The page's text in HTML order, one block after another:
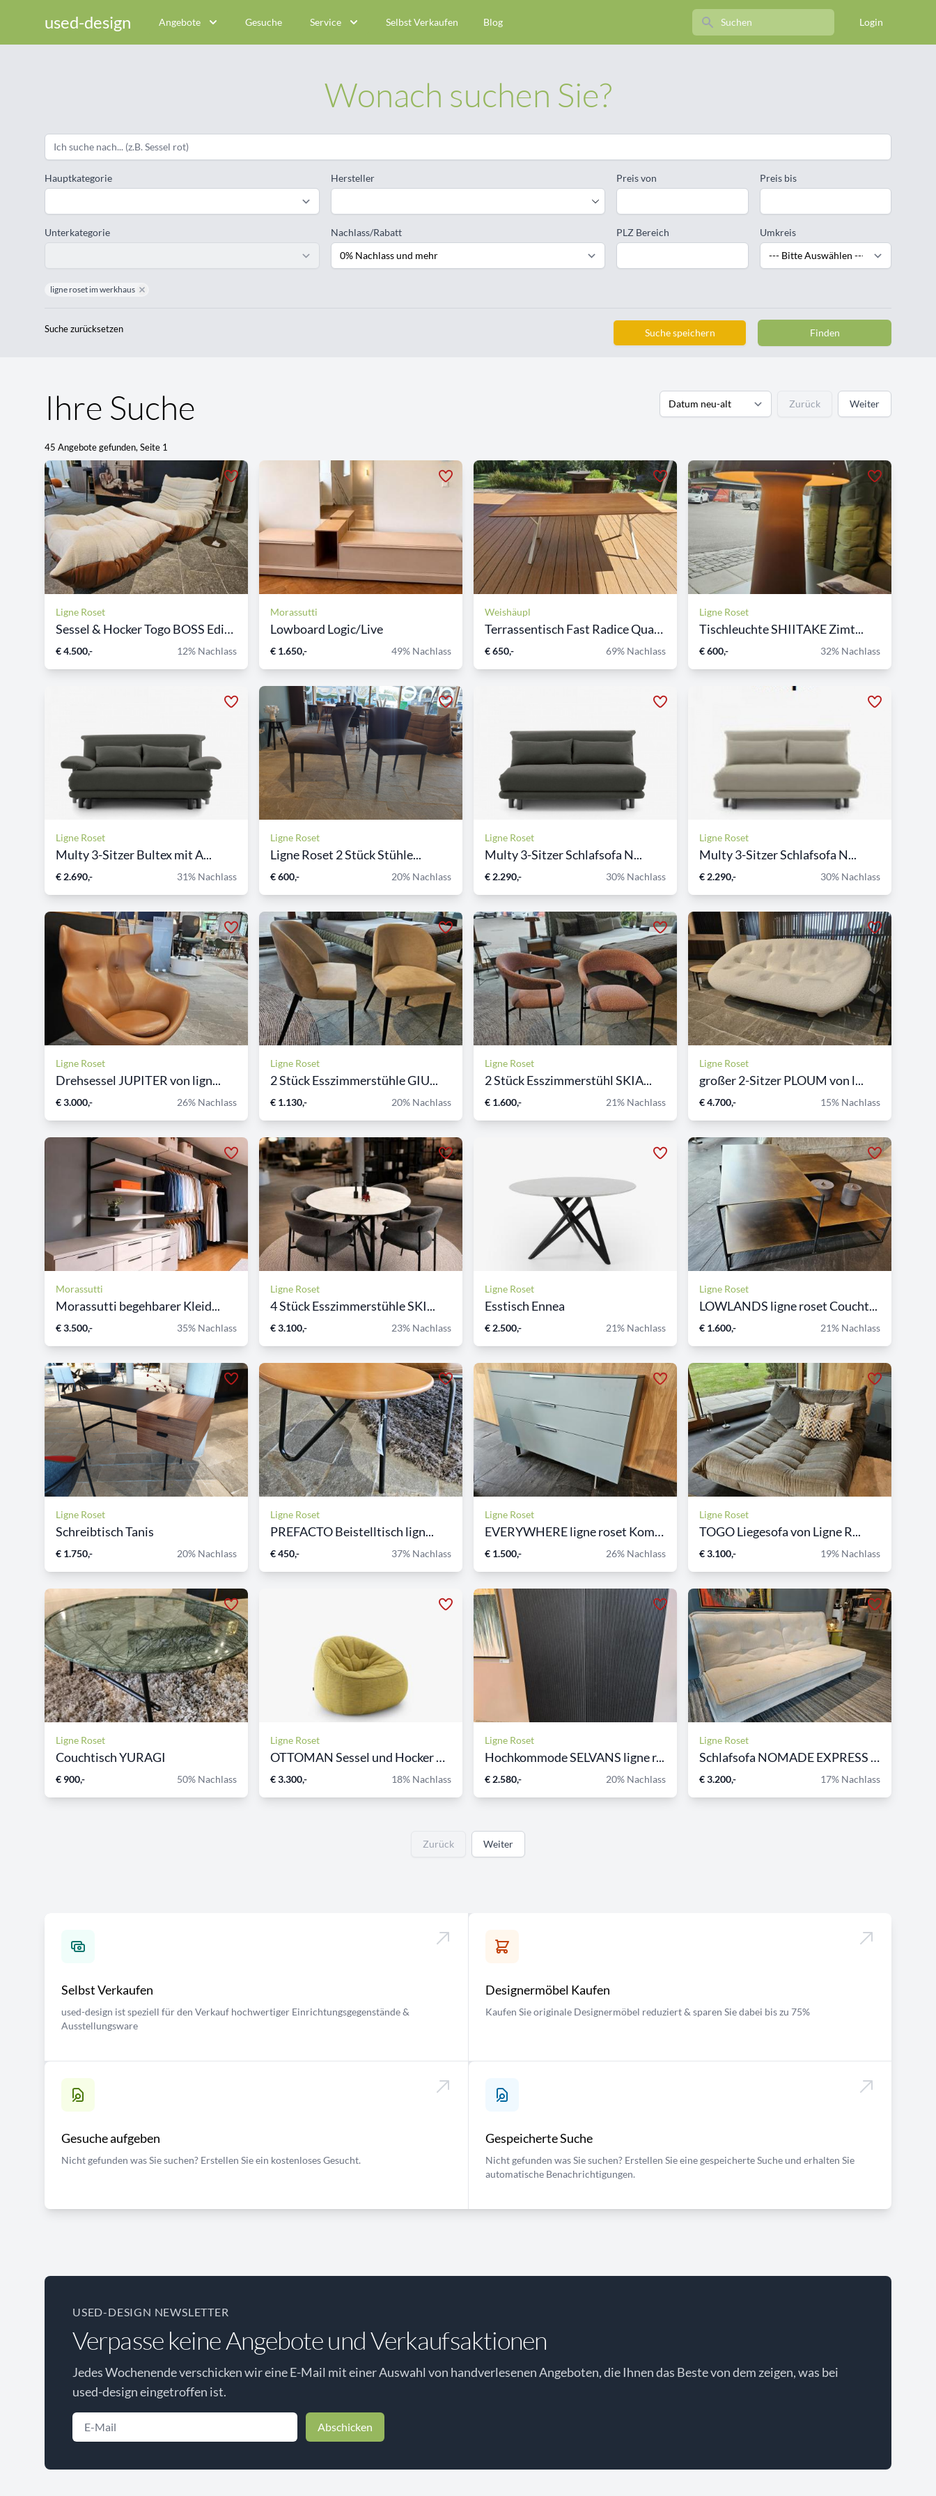
used-design Angebote Gesuche Service Selbst Verkaufen Blog Search Login
Wonach suchen Sie?
Hauptkategorie
Unterkategorie
Hersteller
Nachlass/Rabatt
Preis von Preis bis
PLZ Bereich Umkreis
ligne roset im werkhaus remove ligne roset im werkhaus
Suche zurücksetzen Suche speichern Finden
Ihre Suche
45 Angebote gefunden, Seite 1
Zurück Weiter
Ligne Roset
Sessel & Hocker Togo BOSS Edition
€ 4.500,- 12% Nachlass
Morassutti
Lowboard Logic/Live
€ 1.650,- 49% Nachlass
Weishäupl
Terrassentisch Fast Radice Quadra
€ 650,- 69% Nachlass
Ligne Roset
Tischleuchte SHIITAKE Zimt...
€ 600,- 32% Nachlass
Ligne Roset
Multy 3-Sitzer Bultex mit A...
€ 2.690,- 31% Nachlass
Ligne Roset
Ligne Roset 2 Stück Stühle...
€ 600,- 20% Nachlass
Ligne Roset
Multy 3-Sitzer Schlafsofa N...
€ 2.290,- 30% Nachlass
Ligne Roset
Multy 3-Sitzer Schlafsofa N...
€ 2.290,- 30% Nachlass
Ligne Roset
Drehsessel JUPITER von lign...
€ 3.000,- 26% Nachlass
Ligne Roset
2 Stück Esszimmerstühle GIU...
€ 1.130,- 20% Nachlass
Ligne Roset
2 Stück Esszimmerstühl SKIA...
€ 1.600,- 21% Nachlass
Ligne Roset
großer 2-Sitzer PLOUM von l...
€ 4.700,- 15% Nachlass
Morassutti
Morassutti begehbarer Kleid...
€ 3.500,- 35% Nachlass
Ligne Roset
4 Stück Esszimmerstühle SKI...
€ 3.100,- 23% Nachlass
Ligne Roset
Esstisch Ennea
€ 2.500,- 21% Nachlass
Ligne Roset
LOWLANDS ligne roset Coucht...
€ 1.600,- 21% Nachlass
Ligne Roset
Schreibtisch Tanis
€ 1.750,- 20% Nachlass
Ligne Roset
PREFACTO Beistelltisch lign...
€ 450,- 37% Nachlass
Ligne Roset
EVERYWHERE ligne roset Komm...
€ 1.500,- 26% Nachlass
Ligne Roset
TOGO Liegesofa von Ligne R...
€ 3.100,- 19% Nachlass
Ligne Roset
Couchtisch YURAGI
€ 900,- 50% Nachlass
Ligne Roset
OTTOMAN Sessel und Hocker O...
€ 3.300,- 18% Nachlass
Ligne Roset
Hochkommode SELVANS ligne r...
€ 2.580,- 20% Nachlass
Ligne Roset
Schlafsofa NOMADE EXPRESS l...
€ 3.200,- 17% Nachlass
Zurück Weiter
Selbst Verkaufen
used-design ist speziell für den Verkauf hochwertiger Einrichtungsgegenstände &
Ausstellungsware
Designermöbel Kaufen
Kaufen Sie originale Designermöbel reduziert & sparen Sie dabei bis zu 75%
Gesuche aufgeben
Nicht gefunden was Sie suchen? Erstellen Sie ein kostenloses Gesucht.
Gespeicherte Suche
Nicht gefunden was Sie suchen? Erstellen Sie eine gespeicherte Suche und erhalten Sie
automatische Benachrichtigungen.
USED-DESIGN NEWSLETTER
Verpasse keine Angebote und Verkaufsaktionen
Jedes Wochenende verschicken wir eine E-Mail mit einer Auswahl von handverlesenen Angeboten, die Ihnen das Beste von dem zeigen, was bei
used-design eingetroffen ist.
Abschicken